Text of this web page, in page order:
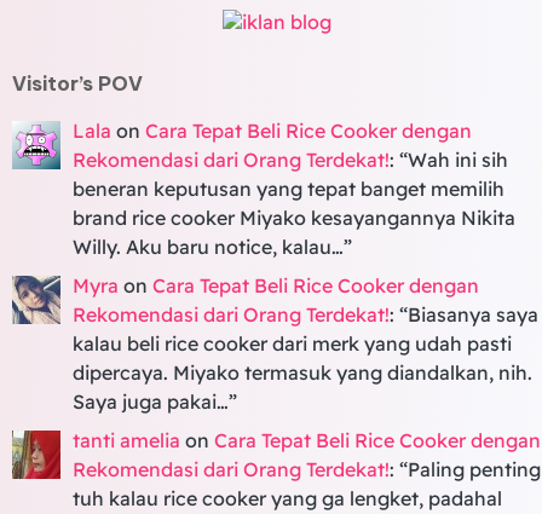
Visitor’s POV
Lala on Cara Tepat Beli Rice Cooker dengan
Rekomendasi dari Orang Terdekat!: “Wah ini sih
beneran keputusan yang tepat banget memilih
brand rice cooker Miyako kesayangannya Nikita
Willy. Aku baru notice, kalau…”
Myra on Cara Tepat Beli Rice Cooker dengan
Rekomendasi dari Orang Terdekat!: “Biasanya saya
kalau beli rice cooker dari merk yang udah pasti
dipercaya. Miyako termasuk yang diandalkan, nih.
Saya juga pakai…”
tanti amelia on Cara Tepat Beli Rice Cooker dengan
Rekomendasi dari Orang Terdekat!: “Paling penting
tuh kalau rice cooker yang ga lengket, padahal